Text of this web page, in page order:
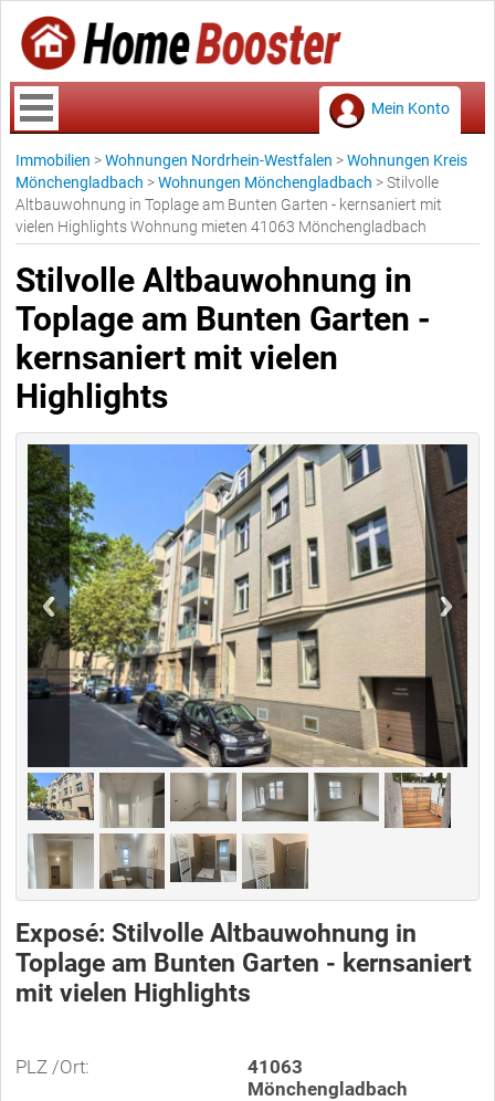
Mein Konto
Immobilien >Wohnungen Nordrhein-Westfalen >Wohnungen Kreis
Mönchengladbach >Wohnungen Mönchengladbach >Stilvolle
Altbauwohnung in Toplage am Bunten Garten - kernsaniert mit
vielen Highlights Wohnung mieten 41063 Mönchengladbach
Stilvolle Altbauwohnung in
Toplage am Bunten Garten -
kernsaniert mit vielen
Highlights
Exposé: Stilvolle Altbauwohnung in
Toplage am Bunten Garten - kernsaniert
mit vielen Highlights
PLZ /Ort:
41063
Mönchengladbach